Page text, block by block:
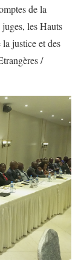
de la
les Hauts
justice et des
/